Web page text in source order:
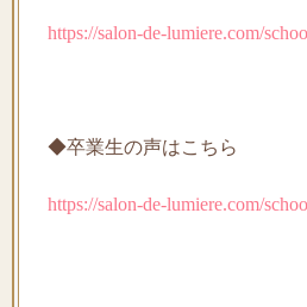
https://salon-de-lumiere.com/
◆卒業生の声はこちら
https://salon-de-lumiere.com/